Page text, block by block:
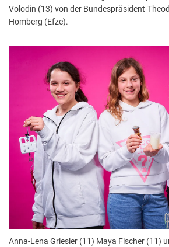
Volodin (13) von der Bundespräsident-
Homberg (Efze).
Anna-Lena Griesler (11) Maya Fischer (11)